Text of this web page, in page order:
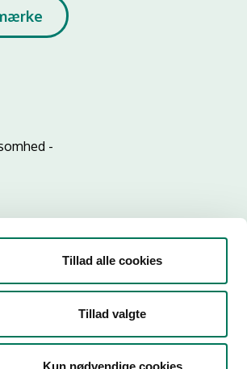
Tillad alle cookies
Tillad valgte
Kun nødvendige cookies
-